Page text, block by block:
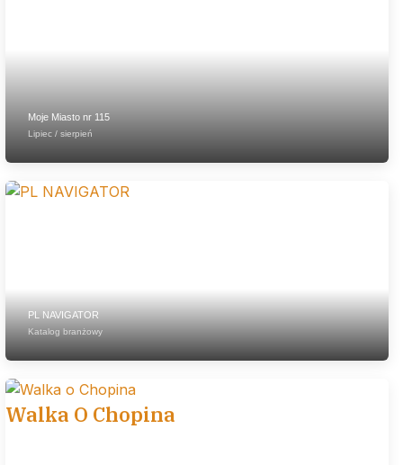
Moje Miasto nr 115
Lipiec / sierpień
PL NAVIGATOR
Katalog branżowy
Walka O Chopina